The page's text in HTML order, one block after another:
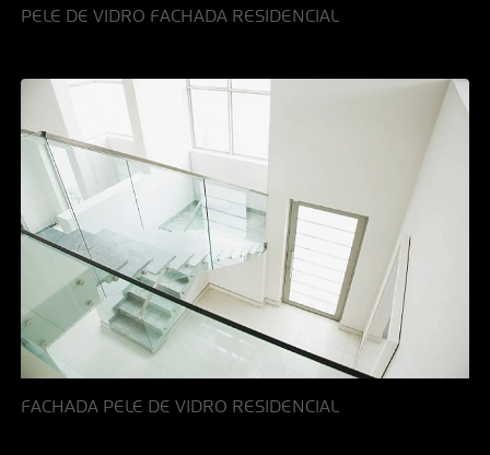
PELE DE VIDRO FACHADA RESIDENCIAL
FACHADA PELE DE VIDRO RESIDENCIAL